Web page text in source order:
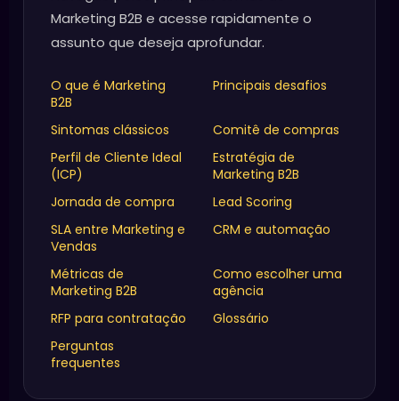
Marketing B2B e acesse rapidamente o
assunto que deseja aprofundar.
O que é Marketing
B2B
Principais desafios
Sintomas clássicos
Comitê de compras
Perfil de Cliente Ideal
(ICP)
Estratégia de
Marketing B2B
Jornada de compra
Lead Scoring
SLA entre Marketing e
Vendas
CRM e automação
Métricas de
Marketing B2B
Como escolher uma
agência
RFP para contratação
Glossário
Perguntas
frequentes